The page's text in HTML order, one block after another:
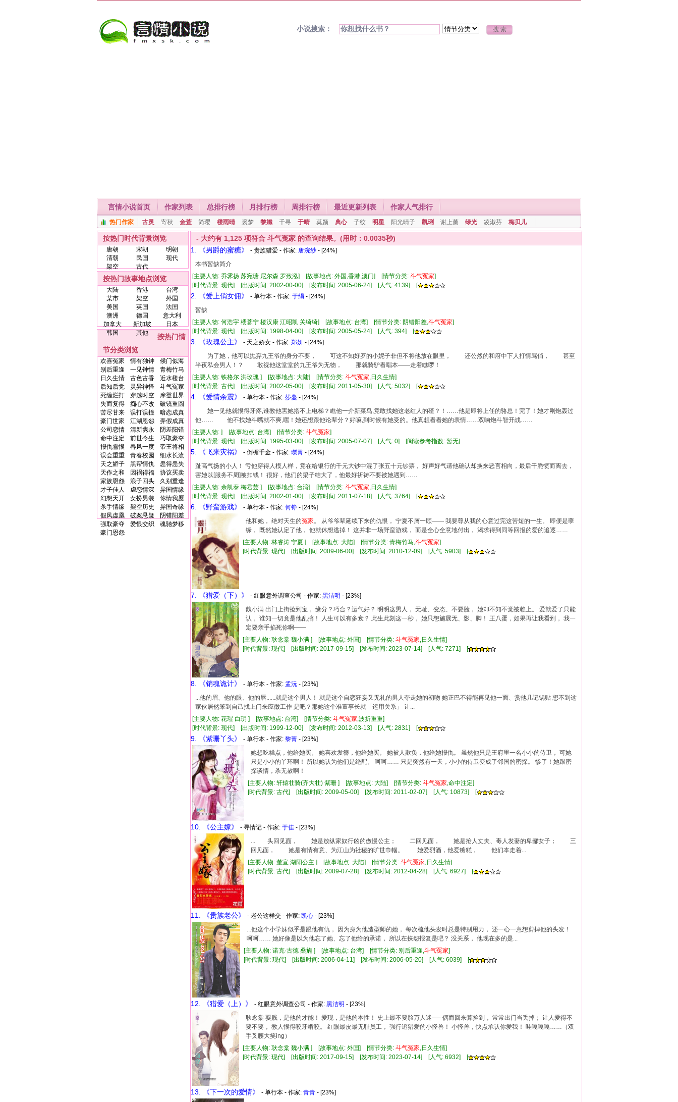
小说搜索：
言情小说首页 作家列表 总排行榜 月排行榜 周排行榜 最近更新列表 作家人气排行
热门作家 古灵 寄秋 金萱 简璎 楼雨晴 裘梦 黎孅 千寻 于晴 莫颜 典心 子纹 明星 阳光晴子 凯琍 谢上薰 绿光 凌淑芬 梅贝儿
按热门时代背景浏览
唐朝 宋朝
明朝
清朝
民国
现代
架空
古代
按热门故事地点浏览
大陆 香港
台湾
某市
架空
外国
美国
英国
法国
澳洲
德国
意大利
加拿大
新加坡
日本
韩国
其他
按热门情
节分类浏览
欢喜冤家 情有独钟
候门似海
别后重逢
一见钟情
青梅竹马
日久生情
古色古香
近水楼台
后知后觉
灵异神怪
斗气冤家
死缠烂打
穿越时空
摩登世界
失而复得
痴心不改
破镜重圆
苦尽甘来
误打误撞
暗恋成真
豪门世家
江湖恩怨
弄假成真
公司恋情
清新隽永
阴差阳错
命中注定
前世今生
巧取豪夺
报仇雪恨
春风一度
帝王将相
误会重重
青春校园
细水长流
天之娇子
黑帮情仇
患得患失
天作之和
因祸得福
协议买卖
家族恩怨
浪子回头
久别重逢
才子佳人
虐恋情深
异国情缘
幻想天开
女扮男装
你情我愿
杀手情缘
架空历史
异国奇缘
假凤虚凰
破案悬疑
阴错阳差
强取豪夺
爱恨交织
魂驰梦移
豪门恩怨
- 大约有 1,125 项符合 斗气冤家 的查询结果。(用时：0.0035秒)
1. 《男爵的蜜糖》
- 贵族猎爱 - 作家: 唐浣纱 - [24%]
本书暂缺简介
[主要人物: 乔霁扬 苏宛瑭 尼尔森 罗致泓] [故事地点: 外国,香港,澳门] [情节分类: 斗气冤家]
[时代背景: 现代] [出版时间: 2002-00-00] [发布时间: 2005-06-24] [人气: 4139] [
2. 《爱上俏女佣》 - 单行本 - 作家: 于绢 - [24%]
暂缺
[主要人物: 何浩宇 楼薏宁 楼汉康 江昭凯 关绮绮] [故事地点: 台湾] [情节分类: 阴错阳差,斗气冤家]
[时代背景: 现代] [出版时间: 1998-04-00] [发布时间: 2005-05-24] [人气: 394] [
3. 《玫瑰公主》 - 天之娇女 - 作家: 郑妍 - [24%]
为了她，他可以抛弃九王爷的身分不要， 可这不知好歹的小妮子非但不将他放在眼里， 还公然的和府中下人打情骂俏， 甚至
半夜私会男人！？ 敢视他这堂堂的九王爷为无物， 那就骑驴看唱本——走着瞧啰！
[主要人物: 铁格尔 洪玫瑰 ] [故事地点: 大陆] [情节分类: 斗气冤家,日久生情]
[时代背景: 古代] [出版时间: 2002-05-00] [发布时间: 2011-05-30] [人气: 5032] [
4. 《爱情余震》 - 单行本 - 作家: 莎蔓 - [24%]
她一见他就恨得牙疼,谁教他害她搭不上电梯？瞧他一介新菜鸟,竟敢找她这老红人的碴？！……他是即将上任的骆总！完了！她才刚炮轰过
他…… 他不找她斗嘴就不爽,嘿！她还想跟他论辈分？好嘛,到时候有她受的。他真想看看她的表情……双响炮斗智开战……
[主要人物: ] [故事地点: 台湾] [情节分类: 斗气冤家]
[时代背景: 现代] [出版时间: 1995-03-00] [发布时间: 2005-07-07] [人气: 0] [阅读参考指数: 暂无]
5. 《飞来灾祸》 - 倒楣千金 - 作家: 瓅菁 - [24%]
趾高气扬的小人！ 亏他穿得人模人样，竟在给银行的千元大钞中混了张五十元钞票， 好声好气请他确认却换来恶言相向，最后干脆愤而离去，
害她以[服务不周]被扣钱！ 很好，他们的梁子结大了，他最好祈祷不要被她遇到……
[主要人物: 余凯泰 梅君芸 ] [故事地点: 台湾] [情节分类: 斗气冤家,日久生情]
[时代背景: 现代] [出版时间: 2002-01-00] [发布时间: 2011-07-18] [人气: 3764] [
6. 《野蛮游戏》 - 单行本 - 作家: 何铮 - [24%]
他和她， 绝对天生的冤家。 从爷爷辈延续下来的仇恨， 宁夏不屑一顾—— 我要尊从我的心意过完这苦短的一生。 即便是孽
缘， 既然她认定了他， 他就休想逃掉！ 这并非一场野蛮游戏， 而是全心全意地付出， 渴求得到同等回报的爱的追逐……
[主要人物: 林睿涛 宁夏 ] [故事地点: 大陆] [情节分类: 青梅竹马,斗气冤家]
[时代背景: 现代] [出版时间: 2009-06-00] [发布时间: 2010-12-09] [人气: 5903] [
7. 《猎爱（下）》 - 红眼意外调查公司 - 作家: 黑洁明 - [23%]
魏小满 出门上街捡到宝， 缘分？巧合？运气好？ 明明这男人， 无耻、变态、不要脸， 她却不知不觉被赖上。 爱就爱了只能
认， 谁知一切竟是他乱搞！ 人生可以有多衰？ 此生此刻这一秒， 她只想施展无、影、脚！ 王八蛋，如果再让我看到， 我一
定要亲手掐死你啊——
[主要人物: 耿念棠 魏小满 ] [故事地点: 外国] [情节分类: 斗气冤家,日久生情]
[时代背景: 现代] [出版时间: 2017-09-15] [发布时间: 2023-07-14] [人气: 7271] [
8. 《销魂诡计》 - 单行本 - 作家: 孟沅 - [23%]
...他的眉、他的眼、他的唇......就是这个男人！ 就是这个自恋狂妄又无礼的男人夺走她的初吻 她正巴不得能再见他一面、赏他几记锅贴 想不到这
家伙居然笨到自己找上门来应徵工作 是吧？那她这个准董事长就「运用关系」 让...
[主要人物: 花瑆 白玥 ] [故事地点: 台湾] [情节分类: 斗气冤家,波折重重]
[时代背景: 现代] [出版时间: 1999-12-00] [发布时间: 2012-03-13] [人气: 2831] [
9. 《紫珊丫头》 - 单行本 - 作家: 黎菁 - [23%]
她想吃糕点，他给她买。 她喜欢发簪，他给她买。 她被人欺负，他给她报仇。 虽然他只是王府里一名小小的侍卫， 可她
只是小小的丫环啊！ 所以她认为他们是绝配。 呵呵…… 只是突然有一天，小小的侍卫变成了邻国的密探。 惨了！她跟密
探谈情，杀无赦啊！
[主要人物: 轩辕壮骑(齐大壮) 紫珊 ] [故事地点: 大陆] [情节分类: 斗气冤家,命中注定]
[时代背景: 古代] [出版时间: 2009-05-00] [发布时间: 2011-02-07] [人气: 10873] [
10. 《公主嫁》 - 寻情记 - 作家: 于佳 - [23%]
... 头回见面， 她是放纵家奴行凶的傲慢公主； 二回见面， 她是抢人丈夫、毒人发妻的卑鄙女子； 三
回见面， 她是有情有意、为江山为社稷的旷世巾帼。 她爱烈酒，他爱糖糕， 他们本走着...
[主要人物: 董宣 湖阳公主 ] [故事地点: 大陆] [情节分类: 斗气冤家,日久生情]
[时代背景: 古代] [出版时间: 2009-07-28] [发布时间: 2012-04-28] [人气: 6927] [
11. 《贵族老公》 - 老公这样交 - 作家: 凯心 - [23%]
...他这个小学妹似乎是跟他有仇， 因为身为他造型师的她， 每次梳他头发时总是特别用力， 还一心一意想剪掉他的头发！
呵呵…… 她好像是以为他忘了她、忘了他给的承诺， 所以在挟怨报复是吧？ 没关系， 他现在多的是...
[主要人物: 诺克·古德 桑旎 ] [故事地点: 台湾] [情节分类: 别后重逢,斗气冤家]
[时代背景: 现代] [出版时间: 2006-04-11] [发布时间: 2006-05-20] [人气: 6039] [
12. 《猎爱（上）》 - 红眼意外调查公司 - 作家: 黑洁明 - [23%]
耿念棠 耍贱，是他的才能！ 爱现，是他的本性！ 史上最不要脸万人迷── 偶而回来算捡到， 常常出门当丢掉； 让人爱得不
要不要， 教人恨得咬牙啃咬。 红眼最皮最无耻员工， 强行追猎爱的小怪兽！ 小怪兽，快点承认你爱我！ 哇嘎嘎嘎……（双
手叉腰大笑ing）
[主要人物: 耿念棠 魏小满 ] [故事地点: 外国] [情节分类: 斗气冤家,日久生情]
[时代背景: 现代] [出版时间: 2017-09-15] [发布时间: 2023-07-14] [人气: 6932] [
13. 《下一次的爱情》 - 单行本 - 作家: 青青 - [23%]